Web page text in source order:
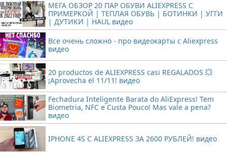
МЕГА ОБЗОР 20 ПАР ОБУВИ ALIEXPRESS С
ПРИМЕРКОЙ | ТЕПЛАЯ ОБУВЬ | БОТИНКИ | УГГИ
| ДУТИКИ | HAUL видео
Все очень сложно - про видеокарты с Aliexpress
видео
20 productos de ALIEXPRESS casi REGALADOS 💥
¡Aprovecha el 11/11! видео
Fechadura Inteligente Barata do AliExpress! Tem
Biometria, NFC e Custa Pouco! Mas vale a pena?
видео
IPHONE 4S С ALIEXPRESS ЗА 2600 РУБЛЕЙ! видео